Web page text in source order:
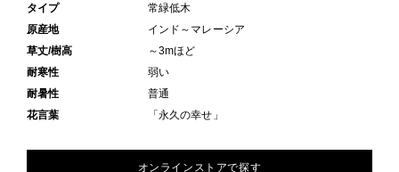
タイプ
常緑低木
原産地
インド～マレーシア
草丈/樹高
～3mほど
耐寒性
弱い
耐暑性
普通
花言葉
「永久の幸せ」
オンラインストアで探す